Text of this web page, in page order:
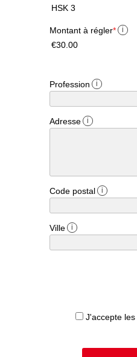
HSK 3
Montant à régler* i
€30.00
Profession i
Adresse i
Code postal i
Ville i
J'accepte les